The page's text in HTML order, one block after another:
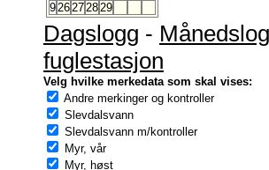
926272829
Dagslogg -
fuglestasjon
Velg hvilke merkedata som skal vises:
Andre merkinger og kontroller
Slevdalsvann
Slevdalsvann m/kontroller
Myr, vår
Myr, høst